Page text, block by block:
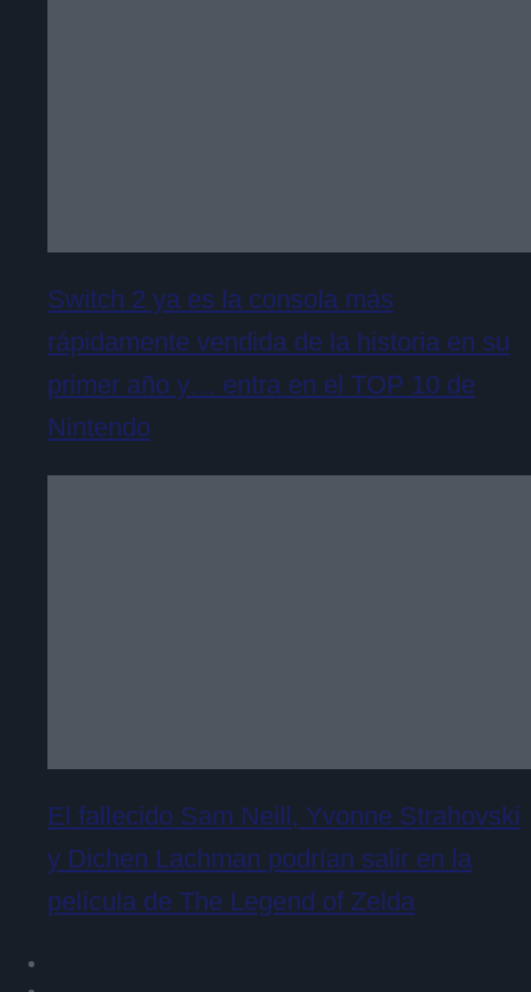
Switch 2 ya es la consola más
rápidamente vendida de la historia en su
primer año y… entra en el TOP 10 de
Nintendo
El fallecido Sam Neill, Yvonne Strahovski
y Dichen Lachman podrían salir en la
película de The Legend of Zelda